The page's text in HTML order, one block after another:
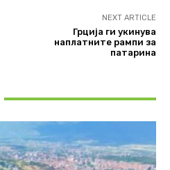
NEXT ARTICLE
Грција ги укинува
наплатните рампи за
патарина